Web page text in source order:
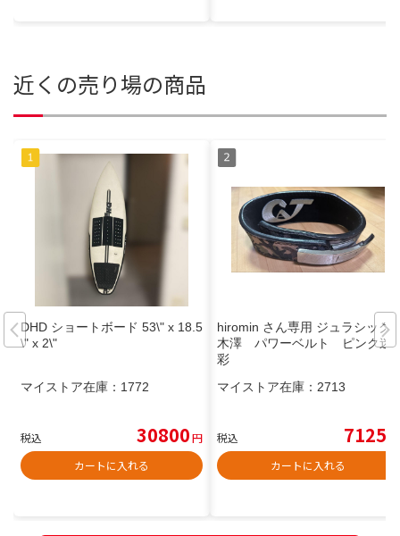
近くの売り場の商品
DHD ショートボード 53\" x 18.5
\" x 2\"
マイストア在庫： 1772
税込 30800円
カートに入れる
hiromin さん専用 ジュラシック
木澤 パワーベルト ピンク迷
彩
マイストア在庫： 2713
税込 7125
カートに入れる